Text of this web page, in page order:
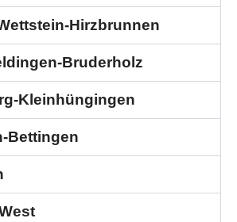
Hirzbrunnen
Bruderholz
Kleinhüngingen
Bettingen